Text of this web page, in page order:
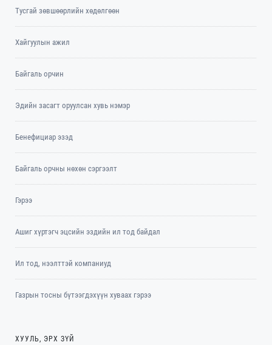
Тусгай зөвшөөрлийн хөдөлгөөн
Хайгуулын ажил
Байгаль орчин
Эдийн засагт оруулсан хувь нэмэр
Бенефициар эзэд
Байгаль орчны нөхөн сэргээлт
Гэрээ
Ашиг хүртэгч эцсийн эздийн ил тод байдал
Ил тод, нээлттэй компаниуд
Газрын тосны бүтээгдэхүүн хуваах гэрээ
ХУУЛЬ, ЭРХ ЗҮЙ